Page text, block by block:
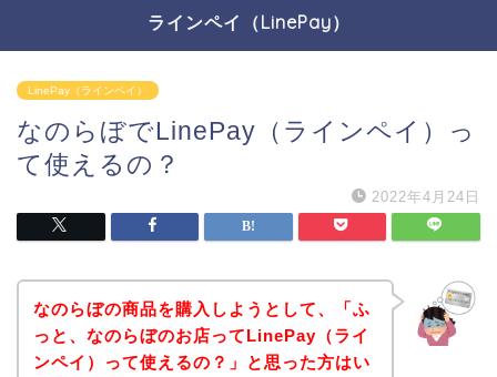
ラインペイ（LinePay）
LinePay（ラインペイ）
なのらぼでLinePay（ラインペイ）っ
て使えるの？
2022年4月24日
なのらぼの商品を購入しようとして、「ふ
っと、なのらぼのお店ってLinePay（ライ
ンペイ）って使えるの？」と思った方はい